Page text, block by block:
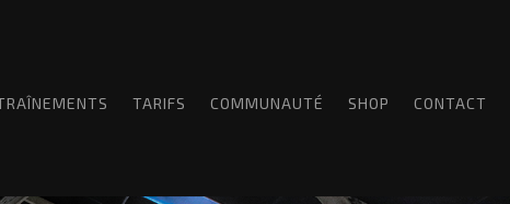
TARIFS COMMUNAUTÉ SHOP CONTACT